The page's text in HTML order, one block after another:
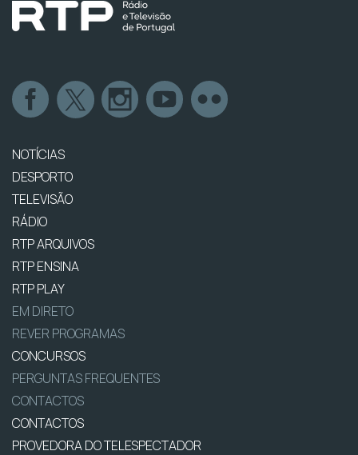
NOTÍCIAS
DESPORTO
TELEVISÃO
RÁDIO
RTP ARQUIVOS
RTP ENSINA
RTP PLAY
EM DIRETO
REVER PROGRAMAS
CONCURSOS
PERGUNTAS FREQUENTES
CONTACTOS
CONTACTOS
PROVEDORA DO TELESPECTADOR